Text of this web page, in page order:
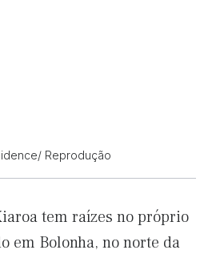
Reprodução
tem raízes no próprio
em Bolonha, no norte da